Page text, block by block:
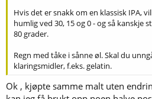
Hvis det er snakk om en klassisk IPA,
humlig ved 30, 15 og 0 - og så kanskje
80 grader.
Regn med tåke i sånne øl. Skal du
klaringsmidler, f.eks. gelatin.
Ok , kjøpte samme malt uten